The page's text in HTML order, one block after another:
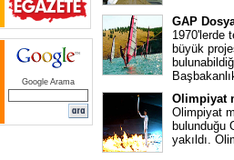
Google Arama
GAP
1970'lerde
büyük
Olimpiyat
Olimpiyat
bulunduğu
yakıldı.